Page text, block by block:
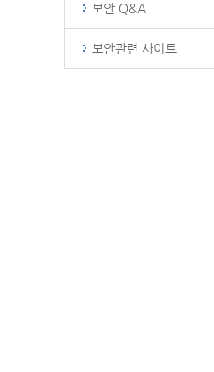
보안 Q&A
보안관련 사이트